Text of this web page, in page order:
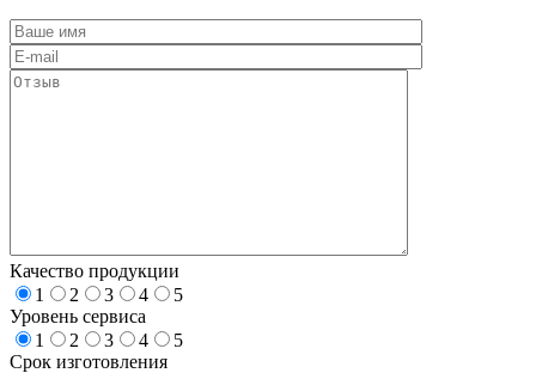
Качество продукции
1
2 3 4
5
Уровень сервиса
1
2 3 4
5
Срок изготовления